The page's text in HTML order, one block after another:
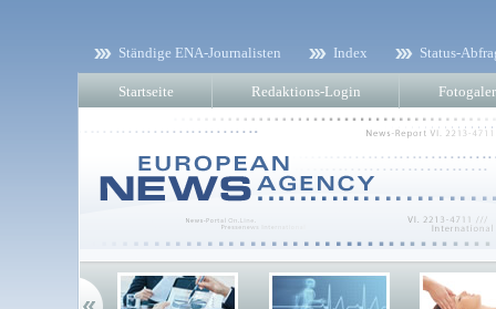
Ständige ENA-Journalisten Index Status-
Startseite Redaktions-Login